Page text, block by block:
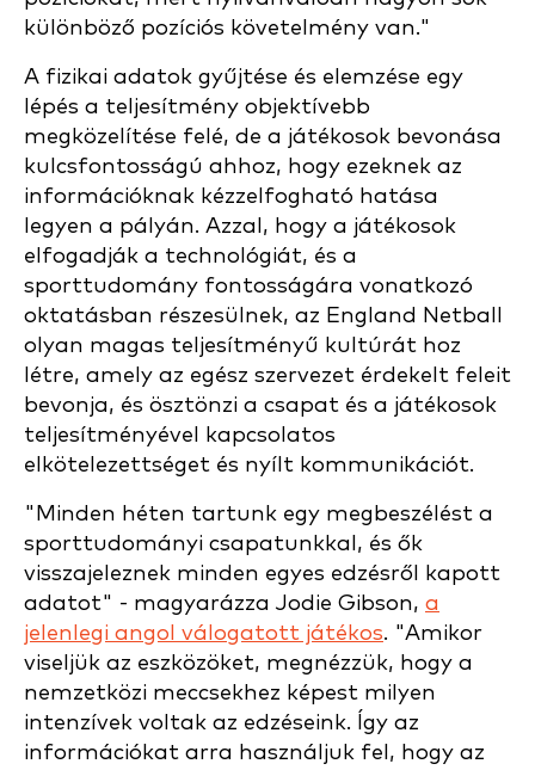
különböző pozíciós követelmény van."
A fizikai adatok gyűjtése és elemzése egy
lépés a teljesítmény objektívebb
megközelítése felé, de a játékosok bevonása
kulcsfontosságú ahhoz, hogy ezeknek az
információknak kézzelfogható hatása
legyen a pályán. Azzal, hogy a játékosok
elfogadják a technológiát, és a
sporttudomány fontosságára vonatkozó
oktatásban részesülnek, az England Netball
olyan magas teljesítményű kultúrát hoz
létre, amely az egész szervezet érdekelt feleit
bevonja, és ösztönzi a csapat és a játékosok
teljesítményével kapcsolatos
elkötelezettséget és nyílt kommunikációt.
"Minden héten tartunk egy megbeszélést a
sporttudományi csapatunkkal, és ők
visszajeleznek minden egyes edzésről kapott
adatot" - magyarázza Jodie Gibson, a
jelenlegi angol válogatott játékos. "Amikor
viseljük az eszközöket, megnézzük, hogy a
nemzetközi meccsekhez képest milyen
intenzívek voltak az edzéseink. Így az
információkat arra használjuk fel, hogy az